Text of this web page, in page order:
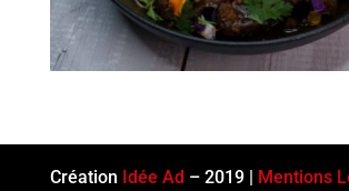
Création Idée Ad – 2019 | Mentions